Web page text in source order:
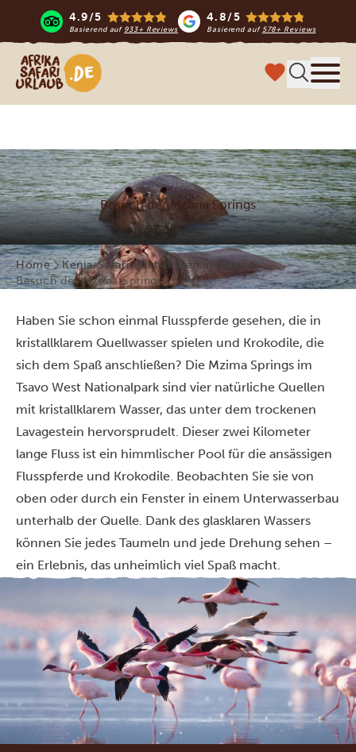
4.9/5
Basierend auf 933+ Reviews
4.8/5
Basierend auf 578+ Reviews
Afrika Safari Urlaub
Besuch der Mzima Springs
Home Kenia-Safari
Aktivitäten in Kenia
Besuch der Mzima Springs
Haben Sie schon einmal Flusspferde gesehen, die in
kristallklarem Quellwasser spielen und Krokodile, die
sich dem Spaß anschließen? Die Mzima Springs im
Tsavo West Nationalpark sind vier natürliche Quellen
mit kristallklarem Wasser, das unter dem trockenen
Lavagestein hervorsprudelt. Dieser zwei Kilometer
lange Fluss ist ein himmlischer Pool für die ansässigen
Flusspferde und Krokodile. Beobachten Sie sie von
oben oder durch ein Fenster in einem Unterwasserbau
unterhalb der Quelle. Dank des glasklaren Wassers
können Sie jedes Taumeln und jede Drehung sehen –
ein Erlebnis, das unheimlich viel Spaß macht.